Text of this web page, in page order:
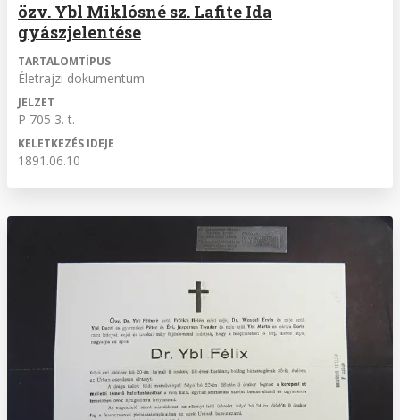
özv. Ybl Miklósné sz. Lafite Ida
gyászjelentése
TARTALOMTÍPUS
Életrajzi dokumentum
JELZET
P 705 3. t.
KELETKEZÉS IDEJE
1891.06.10